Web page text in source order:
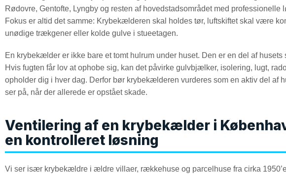
Rødovre, Gentofte, Lyngby og resten af hovedstadsområdet med professionelle
Fokus er altid det samme: Krybekælderen skal holdes tør, luftskiftet skal være
unødige trækgener eller kolde gulve i stueetagen.
En krybekælder er ikke bare et tomt hulrum under huset. Den er en del af
Hvis fugten får lov at ophobe sig, kan det påvirke gulvbjælker, isolering, lugt,
opholder dig i hver dag. Derfor bør krybekælderen vurderes som en aktiv del af
ser på, når der allerede er opstået skade.
Ventilering af en krybekælder i
en kontrolleret løsning
Vi ser især krybekældre i ældre villaer, rækkehuse og parcelhuse fra cirka